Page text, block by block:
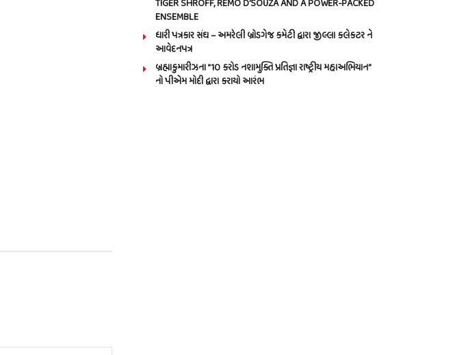
TIGER SHROFF, REMO D’SOUZA AND A POWER-PACKED
ENSEMBLE
ધારી પત્રકાર સંઘ – અમરેલી બ્રોડગેજ કમેટી દ્વારા જીલ્લા કલેકટર ને
આવેદનપત્ર
બ્રહ્માકુમારીઝના “10 કરોડ નશામુક્તિ પ્રતિજ્ઞા રાષ્ટ્રીય મહાઅભિયાન”
નો પીએમ મોદી દ્વારા કરાયો આરંભ